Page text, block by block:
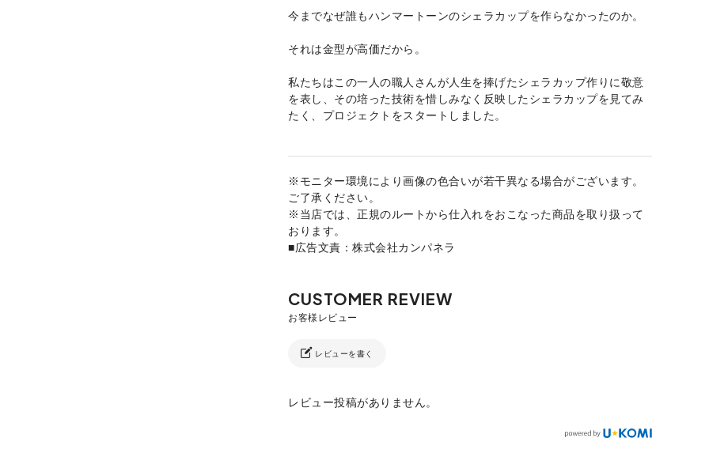
今までなぜ誰もハンマートーンのシェラカップを作らなかったのか。
それは金型が高価だから。
私たちはこの一人の職人さんが人生を捧げたシェラカップ作りに敬意
を表し、その培った技術を惜しみなく反映したシェラカップを見てみ
たく、プロジェクトをスタートしました。
※モニター環境により画像の色合いが若干異なる場合がございます。
ご了承ください。
※当店では、正規のルートから仕入れをおこなった商品を取り扱って
おります。
■広告文責：株式会社カンパネラ
レビューを書く
レビュー投稿がありません。